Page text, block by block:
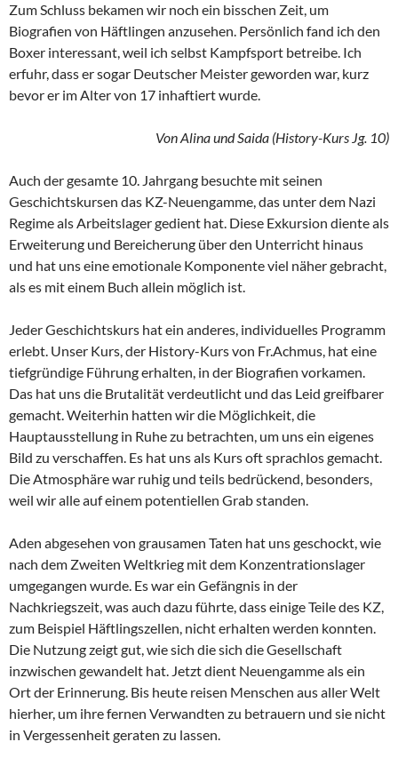
Zum Schluss bekamen wir noch ein bisschen Zeit, um
Biografien von Häftlingen anzusehen. Persönlich fand ich den
Boxer interessant, weil ich selbst Kampfsport betreibe. Ich
erfuhr, dass er sogar Deutscher Meister geworden war, kurz
bevor er im Alter von 17 inhaftiert wurde.
Von Alina und Saida (History-Kurs Jg. 10)
Auch der gesamte 10. Jahrgang besuchte mit seinen
Geschichtskursen das KZ-Neuengamme, das unter dem Nazi
Regime als Arbeitslager gedient hat. Diese Exkursion diente als
Erweiterung und Bereicherung über den Unterricht hinaus
und hat uns eine emotionale Komponente viel näher gebracht,
als es mit einem Buch allein möglich ist.
Jeder Geschichtskurs hat ein anderes, individuelles Programm
erlebt. Unser Kurs, der History-Kurs von Fr.Achmus, hat eine
tiefgründige Führung erhalten, in der Biografien vorkamen.
Das hat uns die Brutalität verdeutlicht und das Leid greifbarer
gemacht. Weiterhin hatten wir die Möglichkeit, die
Hauptausstellung in Ruhe zu betrachten, um uns ein eigenes
Bild zu verschaffen. Es hat uns als Kurs oft sprachlos gemacht.
Die Atmosphäre war ruhig und teils bedrückend, besonders,
weil wir alle auf einem potentiellen Grab standen.
Aden abgesehen von grausamen Taten hat uns geschockt, wie
nach dem Zweiten Weltkrieg mit dem Konzentrationslager
umgegangen wurde. Es war ein Gefängnis in der
Nachkriegszeit, was auch dazu führte, dass einige Teile des KZ,
zum Beispiel Häftlingszellen, nicht erhalten werden konnten.
Die Nutzung zeigt gut, wie sich die sich die Gesellschaft
inzwischen gewandelt hat. Jetzt dient Neuengamme als ein
Ort der Erinnerung. Bis heute reisen Menschen aus aller Welt
hierher, um ihre fernen Verwandten zu betrauern und sie nicht
in Vergessenheit geraten zu lassen.